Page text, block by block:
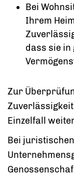
Bei
Ihrem
dass sie in
Zur
Einzelfall
Bei